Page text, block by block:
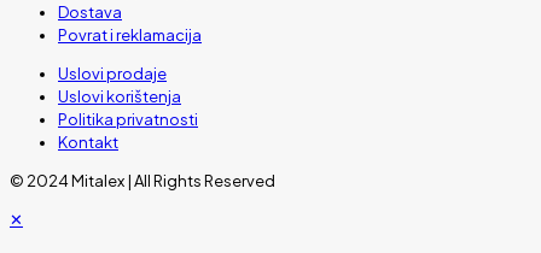
Dostava
Povrat i reklamacija
Uslovi prodaje
Uslovi korištenja
Politika privatnosti
Kontakt
© 2024 Mitalex | All Rights Reserved
✕